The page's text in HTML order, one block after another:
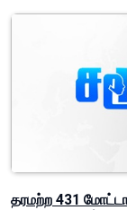
தரமற்ற 431